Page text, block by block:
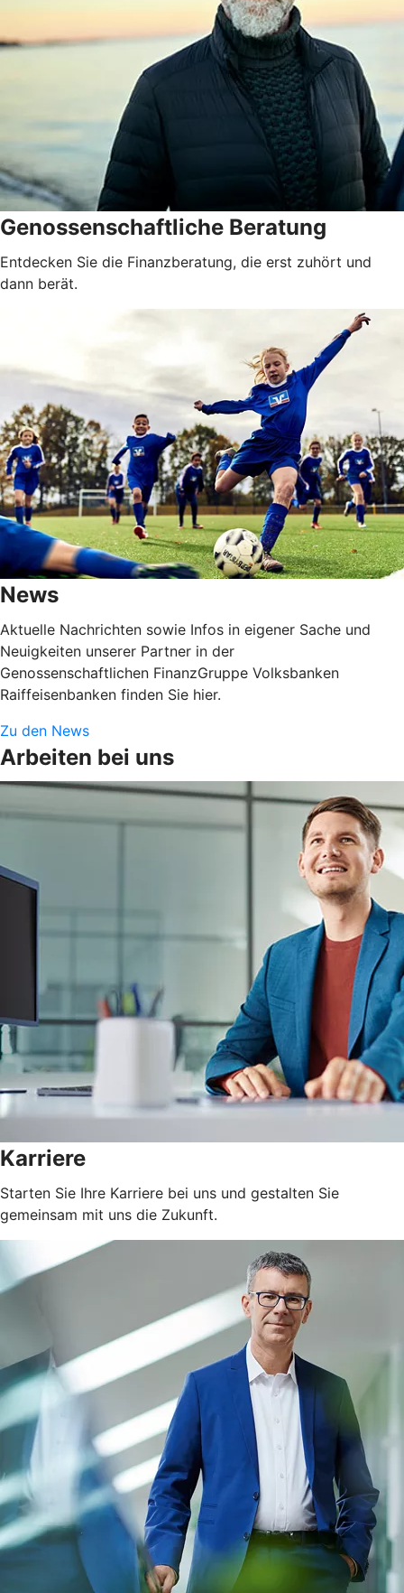
Genossenschaftliche Beratung
Entdecken Sie die Finanzberatung, die erst zuhört und
dann berät.
News
Aktuelle Nachrichten sowie Infos in eigener Sache und
Neuigkeiten unserer Partner in der
Genossenschaftlichen FinanzGruppe Volksbanken
Raiffeisenbanken finden Sie hier.
Zu den News
Arbeiten bei uns
Karriere
Starten Sie Ihre Karriere bei uns und gestalten Sie
gemeinsam mit uns die Zukunft.